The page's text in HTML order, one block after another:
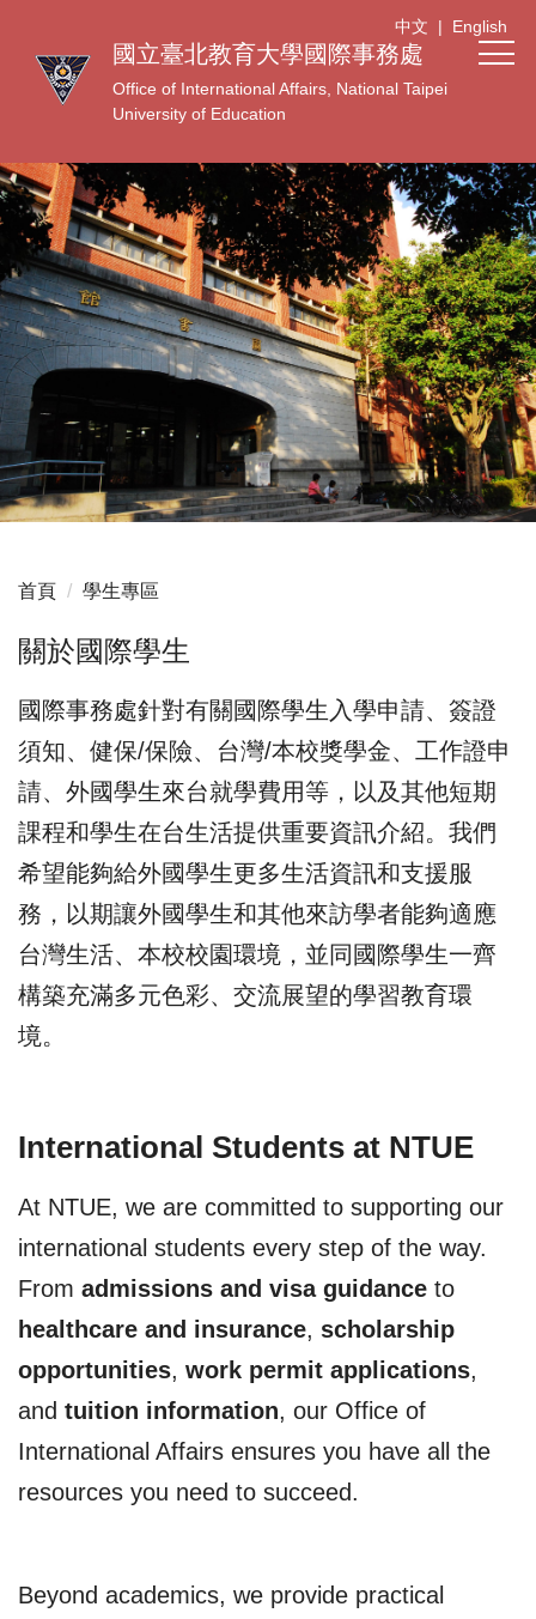
容
區
中文 | English
國立臺北教育大學國際事務處
Office of International Affairs, National Taipei
University of Education
首頁 學生專區
關於國際學生
國際事務處針對有關國際學生入學申請、簽證
須知、健保/保險、台灣/本校獎學金、工作證申
請、外國學生來台就學費用等，以及其他短期
課程和學生在台生活提供重要資訊介紹。我們
希望能夠給外國學生更多生活資訊和支援服
務，以期讓外國學生和其他來訪學者能夠適應
台灣生活、本校校園環境，並同國際學生一齊
構築充滿多元色彩、交流展望的學習教育環
境。
International Students at NTUE
At NTUE, we are committed to supporting our
international students every step of the way.
From admissions and visa guidance to
healthcare and insurance, scholarship
opportunities, work permit applications,
and tuition information, our Office of
International Affairs ensures you have all the
resources you need to succeed.
Beyond academics, we provide practical